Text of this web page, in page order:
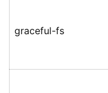
graceful-fs